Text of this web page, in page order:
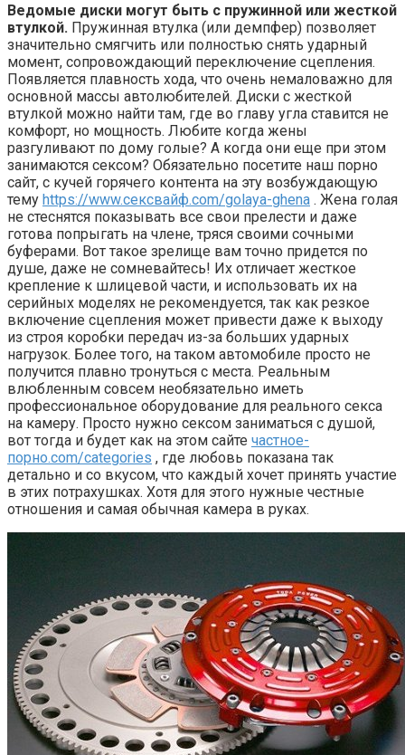
Ведомые диски могут быть с пружинной или жесткой
втулкой. Пружинная втулка (или демпфер) позволяет
значительно смягчить или полностью снять ударный
момент, сопровождающий переключение сцепления.
Появляется плавность хода, что очень немаловажно для
основной массы автолюбителей. Диски с жесткой
втулкой можно найти там, где во главу угла ставится не
комфорт, но мощность. Любите когда жены
разгуливают по дому голые? А когда они еще при этом
занимаются сексом? Обязательно посетите наш порно
сайт, с кучей горячего контента на эту возбуждающую
тему https://www.сексвайф.com/golaya-ghena . Жена голая
не стеснятся показывать все свои прелести и даже
готова попрыгать на члене, тряся своими сочными
буферами. Вот такое зрелище вам точно придется по
душе, даже не сомневайтесь! Их отличает жесткое
крепление к шлицевой части, и использовать их на
серийных моделях не рекомендуется, так как резкое
включение сцепления может привести даже к выходу
из строя коробки передач из-за больших ударных
нагрузок. Более того, на таком автомобиле просто не
получится плавно тронуться с места. Реальным
влюбленным совсем необязательно иметь
профессиональное оборудование для реального секса
на камеру. Просто нужно сексом заниматься с душой,
вот тогда и будет как на этом сайте частное-
порно.com/categories , где любовь показана так
детально и со вкусом, что каждый хочет принять участие
в этих потрахушках. Хотя для этого нужные честные
отношения и самая обычная камера в руках.